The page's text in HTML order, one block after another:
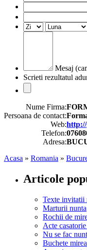
Mesaj
Scrieti rezultatul
Nume Firma:
Persoana de contact:
Web:
Telefon:
Adresa:
Acasa » Romania »
Articole
Texte invitatii
Marturii nunta
Rochii de
Acte
Nu se fac
Buchete